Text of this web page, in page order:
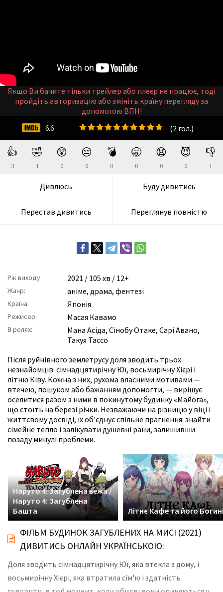
👍
3
🤣
1
😲
0
😔
0
💣
0
🥱
0
😧
0
😈
0
👎
1
Дивлюсь Буду дивитись
Перестав дивитись Переглянув повністю
Рік виходу: 2021 / 105 хв / 12+
Жанр: аніме, драма, фентезі
Країна: Японія
Режисер: Масая Кавамо
В ролях: Мана Асіда, Сінобу Отаке, Сарі Авано,
Такуя Тассо
Після руйнівного землетрусу доля зводить трьох
незнайомців: сімнадцятирічну Юї, восьмирічну Хієрі і
літню Ківу. Кожна з них, рухома власними мотивами —
втечею, пошуком або бажанням допомогти, — вирішує
оселитися разом з ними в покинутому будинку «Майога»,
що стоїть на березі річки. Незважаючи на різницю у віці і
життєвому досвіді, їх об'єднує спільне прагнення: знайти
сімейне тепло і залікувати душевні рани, залишивши
позаду минулі проблеми.
(2 гол.)
6.6
Якщо Ви бачите тільки трейлер або плеєр не працює, тоді
пройдіть авторизацію або змініть країну перегляду за
допомогою ВПН!
Наруто 4: Загублена вежа /
Наруто 4: Загублена
Башта
Літнє Кафе та його
ФІЛЬМ БУДИНОК ЗАГУБЛЕНИХ НА МИСІ (2021)
ДИВИТИСЬ ОНЛАЙН УКРАЇНСЬКОЮ:
Доля зводить сімнадцятирічну Юї, яка втекла з дому, і
восьмирічну Хієрі, яка втратила сім'ю і здатність